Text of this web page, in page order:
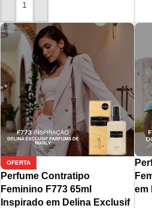
ADICIONAR AO CARRINHO
OFERTA
Perfume Contratipo
Feminino F773 65ml
Inspirado em Delina Exclusif
em